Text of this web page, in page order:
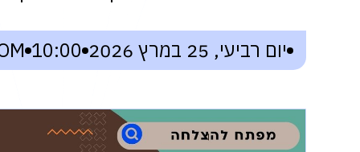
יום רביעי, 25 במרץ 2026 10:00